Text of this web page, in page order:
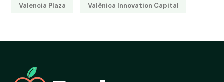
Valencia Plaza Valènica Innovation Capital